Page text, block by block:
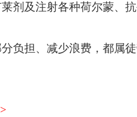
剂及注射各种荷尔蒙、抗
负担、减少浪费，都属